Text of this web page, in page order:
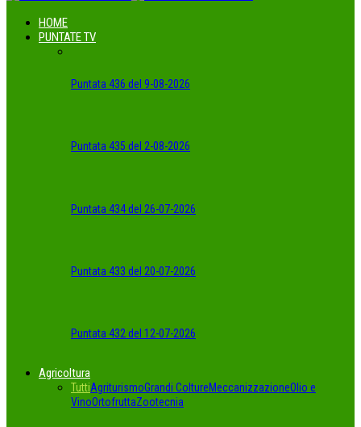
HOME
PUNTATE TV
Puntata 436 del 9-08-2026
Puntata 435 del 2-08-2026
Puntata 434 del 26-07-2026
Puntata 433 del 20-07-2026
Puntata 432 del 12-07-2026
Agricoltura
TuttiAgriturismoGrandi ColtureMeccanizzazioneOlio e
VinoOrtofruttaZootecnia